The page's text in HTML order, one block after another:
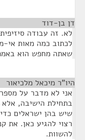
דן בן-דוד
לא. זה עבודה
לכתוב כמה מאות אי-
שאתה מחפש הוא
היו"ר מיכאל מלכיאור
אני לא מדבר על
בתחילת הישיבה,
שיש בהן ישראלים
רצוי להגיע כאן. את
להשוות.